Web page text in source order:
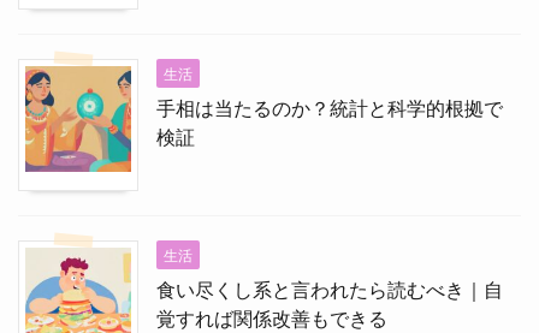
生活
手相は当たるのか？統計と科学的根拠で
検証
生活
食い尽くし系と言われたら読むべき｜自
覚すれば関係改善もできる